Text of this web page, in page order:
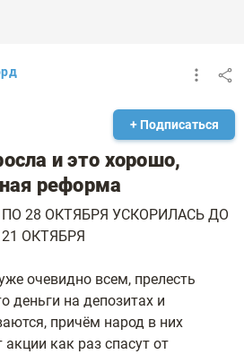
+ Подписаться
и это хорошо,
реформа
28 ОКТЯБРЯ УСКОРИЛАСЬ ДО
21 ОКТЯБРЯ
очевидно всем, прелесть
деньги на депозитах и
причём народ в них
как раз спасут от